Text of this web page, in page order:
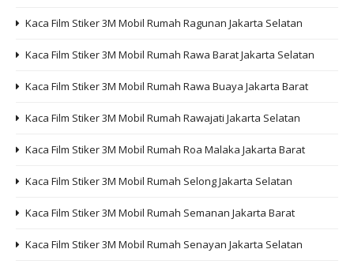
Kaca Film Stiker 3M Mobil Rumah Ragunan Jakarta Selatan
Kaca Film Stiker 3M Mobil Rumah Rawa Barat Jakarta Selatan
Kaca Film Stiker 3M Mobil Rumah Rawa Buaya Jakarta Barat
Kaca Film Stiker 3M Mobil Rumah Rawajati Jakarta Selatan
Kaca Film Stiker 3M Mobil Rumah Roa Malaka Jakarta Barat
Kaca Film Stiker 3M Mobil Rumah Selong Jakarta Selatan
Kaca Film Stiker 3M Mobil Rumah Semanan Jakarta Barat
Kaca Film Stiker 3M Mobil Rumah Senayan Jakarta Selatan